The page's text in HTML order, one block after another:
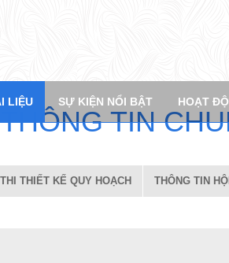
LIỆU SỰ KIỆN NỔI BẬT HOẠT
THÔNG TIN CHU
THIẾT KẾ QUY HOẠCH THÔNG TIN